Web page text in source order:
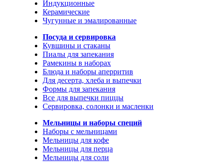
Индукционные
Керамические
Чугунные и эмалированные
Посуда и сервировка
Кувшины и стаканы
Пиалы для запекания
Рамекины в наборах
Блюда и наборы аперритив
Для десерта, хлеба и выпечки
Формы для запекания
Все для выпечки пиццы
Сервировка, солонки и масленки
Мельницы и наборы специй
Наборы с мельницами
Мельницы для кофе
Мельницы для перца
Мельницы для соли